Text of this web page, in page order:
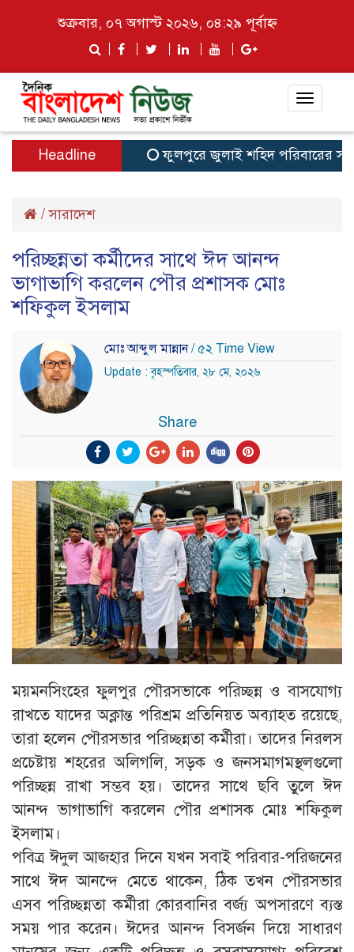
শুক্রবার, ০৭ অগাস্ট ২০২৬, ০৪:২৯ পূর্বাহ্ন
Toggle
Headline ফুলপুরে জুলাই শহিদ পরিবারের সদস্য ও
/সারাদেশ
পরিচ্ছন্নতা কর্মীদের সাথে ঈদ আনন্দ
ভাগাভাগি করলেন পৌর প্রশাসক মোঃ
শফিকুল ইসলাম
মোঃ আব্দুল মান্নান/ ৫২ Time View
Update : বৃহস্পতিবার, ২৮ মে, ২০২৬
Share
ময়মনসিংহের ফুলপুর পৌরসভাকে পরিচ্ছন্ন ও বাসযোগ্য
রাখতে যাদের অক্লান্ত পরিশ্রম প্রতিনিয়ত অব্যাহত রয়েছে,
তারা হলেন পৌরসভার পরিচ্ছন্নতা কর্মীরা। তাদের নিরলস
প্রচেষ্টায় শহরের অলিগলি, সড়ক ও জনসমাগমস্থলগুলো
পরিচ্ছন্ন রাখা সম্ভব হয়। তাদের সাথে ছবি তুলে ঈদ
আনন্দ ভাগাভাগি করলেন পৌর প্রশাসক মোঃ শফিকুল
ইসলাম।
পবিত্র ঈদুল আজহার দিনে যখন সবাই পরিবার-পরিজনের
সাথে ঈদ আনন্দে মেতে থাকেন, ঠিক তখন পৌরসভার
এসব পরিচ্ছন্নতা কর্মীরা কোরবানির বর্জ্য অপসারণে ব্যস্ত
সময় পার করেন। ঈদের আনন্দ বিসর্জন দিয়ে সাধারণ